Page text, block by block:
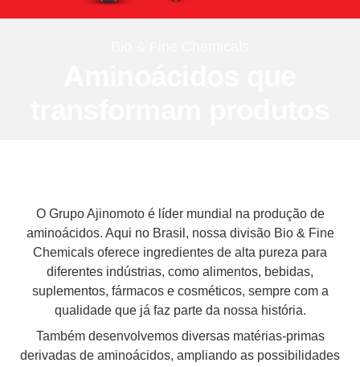
O Grupo Ajinomoto é líder mundial na produção de
aminoácidos. Aqui no Brasil, nossa divisão Bio & Fine
Chemicals oferece ingredientes de alta pureza para
diferentes indústrias, como alimentos, bebidas,
suplementos, fármacos e cosméticos, sempre com a
qualidade que já faz parte da nossa história.
Também desenvolvemos diversas matérias-primas
derivadas de aminoácidos, ampliando as possibilidades